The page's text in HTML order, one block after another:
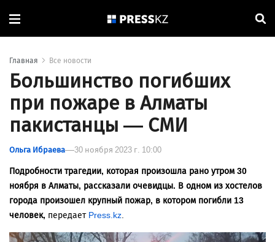
Главная Все новости
Большинство погибших
при пожаре в Алматы
пакистанцы — СМИ
Ольга Ибраева 30 ноября 2023 г. 10:00
Подробности трагедии, которая произошла рано утром 30
ноября в Алматы, рассказали очевидцы. В одном из хостелов
города произошел крупный пожар, в котором погибли 13
человек, передает Press.kz.